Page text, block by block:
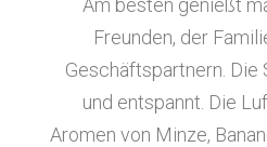
Freunden, der
Geschäftspartnern.
und entspannt. Die
Aromen von Minze,